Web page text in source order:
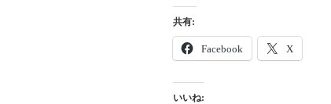
共有:
Facebook X
いいね: